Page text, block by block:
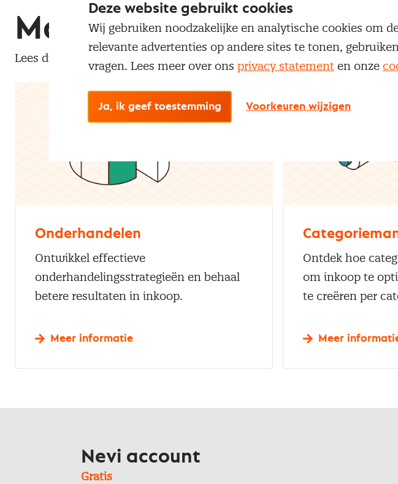
Maak kennis met onze
Lees direct een selectie gratis Nevi Pro-artikelen over onze thema's
Onderhandelen
Ontwikkel effectieve
onderhandelingsstrategieën en behaal
betere resultaten in inkoop.
Meer informatie
Ontdek hoe
om inkoop te
te creëren per
Meer
Nevi account
Gratis
Deze website gebruikt cookies
Wij gebruiken noodzakelijke en analytische cookies om
relevante advertenties op andere sites te tonen,
vragen. Lees meer over ons privacy statement en onze
Ja, ik geef toestemming Voorkeuren wijzigen